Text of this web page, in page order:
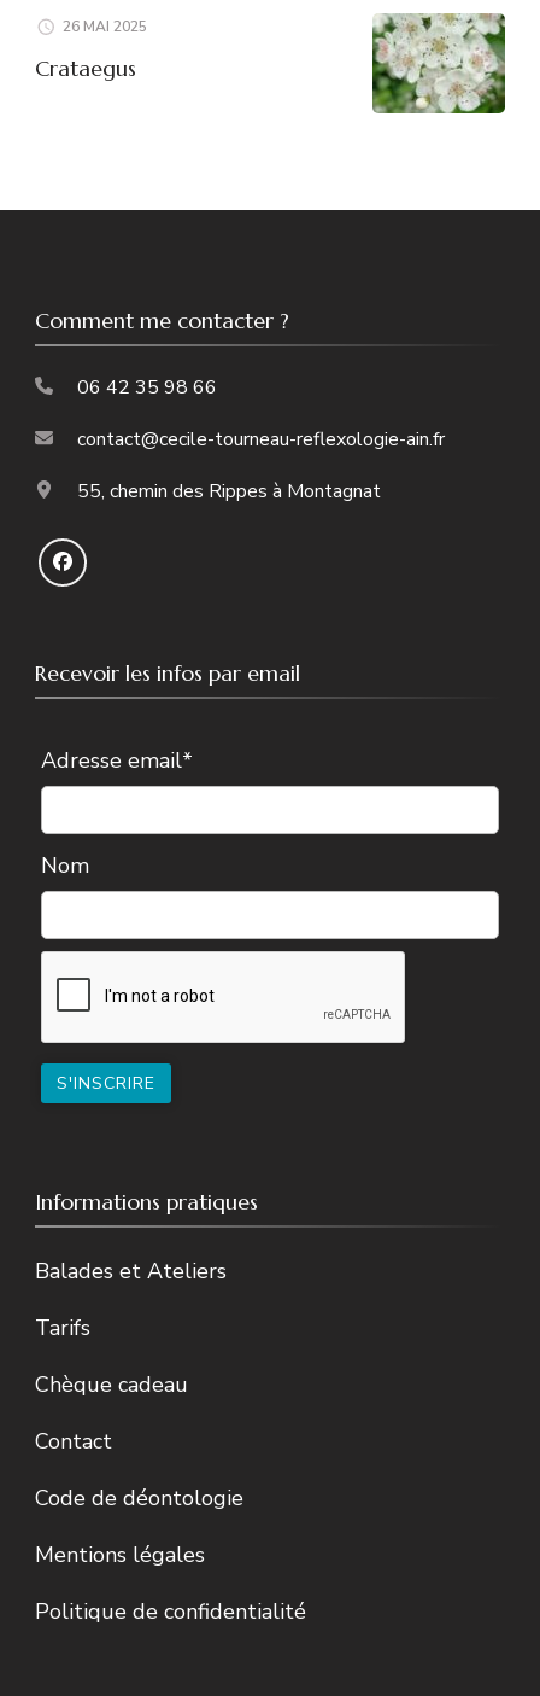
26 MAI 2025
Crataegus
Comment me contacter ?
06 42 35 98 66
contact@cecile-tourneau-reflexologie-ain.fr
55, chemin des Rippes à Montagnat
Recevoir les infos par email
Adresse email*
Nom
Informations pratiques
Balades et Ateliers
Tarifs
Chèque cadeau
Contact
Code de déontologie
Mentions légales
Politique de confidentialité